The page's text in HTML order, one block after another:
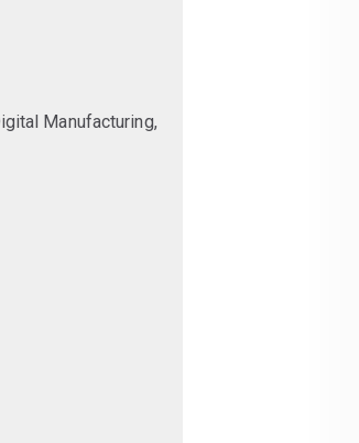
Manufacturing,